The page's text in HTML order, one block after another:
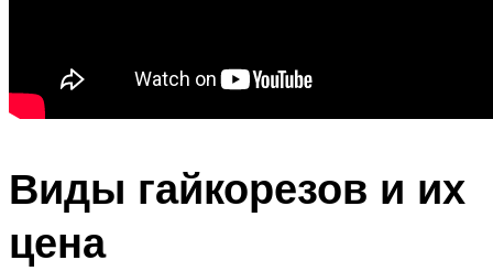
Виды гайкорезов и их
цена